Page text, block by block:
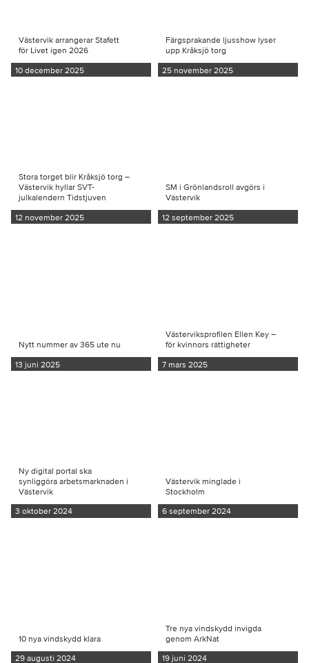
Västervik arrangerar Stafett
för Livet igen 2026
10 december 2025
Färgsprakande ljusshow lyser
upp Kråksjö torg
25 november 2025
Stora torget blir Kråksjö torg –
Västervik hyllar SVT-
julkalendern Tidstjuven
12 november 2025
SM i Grönlandsroll avgörs i
Västervik
12 september 2025
Nytt nummer av 365 ute nu
13 juni 2025
Västerviksprofilen Ellen Key –
för kvinnors rättigheter
7 mars 2025
Ny digital portal ska
synliggöra arbetsmarknaden i
Västervik
3 oktober 2024
Västervik minglade i
Stockholm
6 september 2024
10 nya vindskydd klara
29 augusti 2024
Tre nya vindskydd invigda
genom ArkNat
19 juni 2024